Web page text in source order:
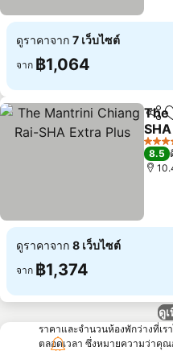
ดูราคาจาก 7 เว็บไซต์
จาก ฿1,064
แชร์
The
4 ดาว
8.5
ดูราคาจาก 8 เว็บไซต์
จาก ฿1,374
ดู
ราคาและจำนวนห้องพักว่างที่เร
ตลอดเวลา ซึ่งหมายความว่าคุ